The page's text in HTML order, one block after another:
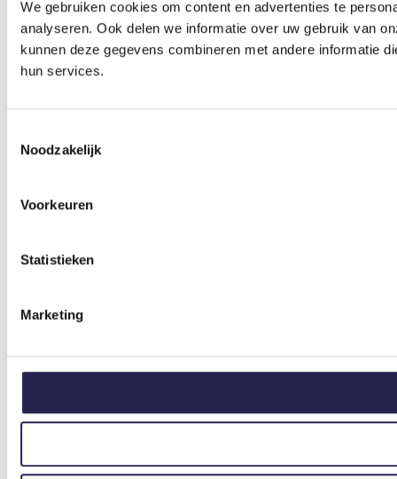
We gebruiken cookies om content en advertenties te
analyseren. Ook delen we informatie over uw gebruik van
kunnen deze gegevens combineren met andere informatie
hun services.
Noodzakelijk
Voorkeuren
Statistieken
Marketing